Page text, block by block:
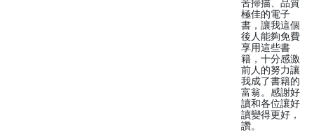
苦掃描、品質
極佳的電子
書，讓我這個
後人能夠免費
享用這些書
籍，十分感激
前人的努力讓
我成了書籍的
富翁。感謝好
讀和各位讓好
讀變得更好，
讚。